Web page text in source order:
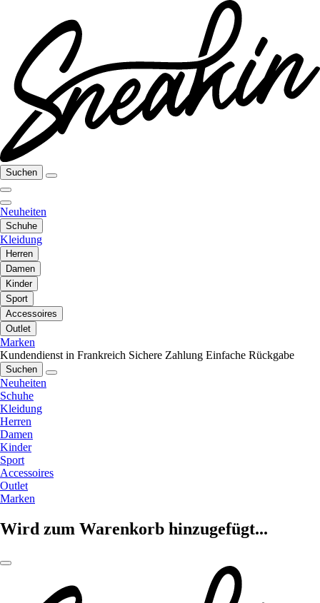
Suchen
Neuheiten
Schuhe
Kleidung
Herren
Damen
Kinder
Sport
Accessoires
Outlet
Marken
Kundendienst in Frankreich Sichere Zahlung Einfache Rückgabe
Suchen
Neuheiten
Schuhe
Kleidung
Herren
Damen
Kinder
Sport
Accessoires
Outlet
Marken
Wird zum Warenkorb hinzugefügt...